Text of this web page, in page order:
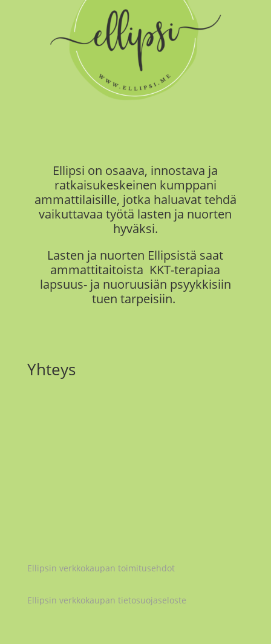
Ellipsi on osaava, innostava ja
ratkaisukeskeinen kumppani
ammattilaisille, jotka haluavat tehdä
vaikuttavaa työtä lasten ja nuorten
hyväksi.
Lasten ja nuorten Ellipsistä saat
ammattitaitoista KKT-terapiaa
lapsuus- ja nuoruusiän psyykkisiin
tuen tarpeisiin.
Yhteys
Ellipsin verkkokaupan toimitusehdot
Ellipsin verkkokaupan tietosuojaseloste